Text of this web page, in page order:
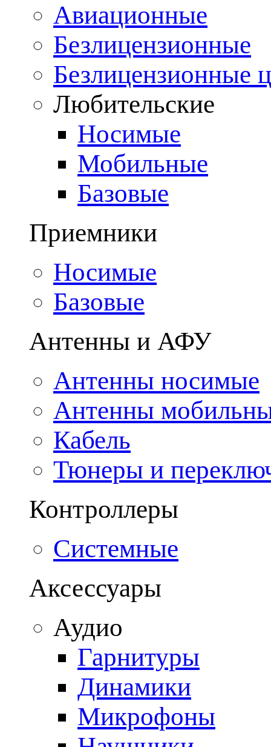
Авиационные
Безлицензионные
Безлицензионные
Любительские
Носимые
Мобильные
Базовые
Приемники
Носимые
Базовые
Антенны и АФУ
Антенны носимые
Антенны
Кабель
Тюнеры и
Контроллеры
Системные
Аксессуары
Аудио
Гарнитуры
Динамики
Микрофоны